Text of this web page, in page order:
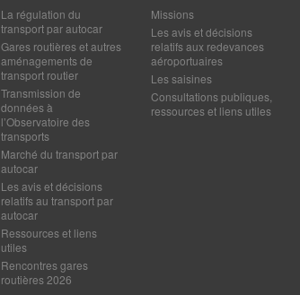
La régulation du
transport par autocar
Gares routières et autres
aménagements de
transport routier
Transmission de
données à
l’Observatoire des
transports
Marché du transport par
autocar
Les avis et décisions
relatifs au transport par
autocar
Ressources et liens
utiles
Rencontres gares
routières 2026
Missions
Les avis et décisions
relatifs aux redevances
aéroportuaires
Les saisines
Consultations publiques,
ressources et liens utiles